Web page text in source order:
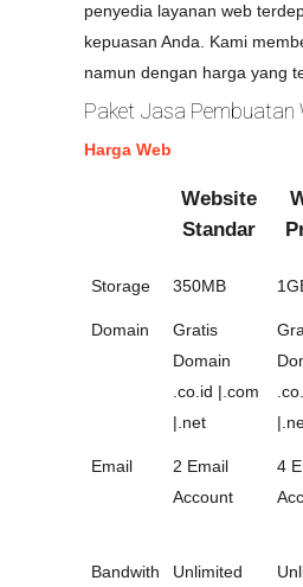
penyedia layanan web
kepuasan Anda. Kami
namun dengan harga yang
Paket Jasa Pembuatan
Harga Web
Website
Standar
Storage 350MB
Domain
Gratis
Domain
.co.id |.com
|.net
Email
2 Email
Account
4
Bandwith
Unlimited